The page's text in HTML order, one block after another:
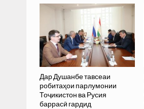
Дар Душанбе тавсеаи
робитаҳои парлумонии
Тоҷикистон ва Русия
баррасӣ гардид